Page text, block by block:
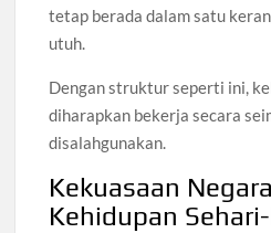
tetap berada dalam satu
utuh.
Dengan struktur seperti ini,
diharapkan bekerja secara
disalahgunakan.
Kekuasaan
Kehidupan